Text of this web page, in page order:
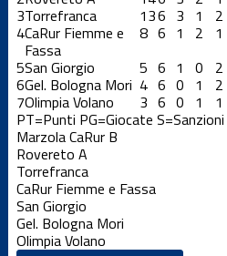
3Torrefranca 136 3 1 2
4CaRur Fiemme e
Fassa
8 6 1 2 1
5San Giorgio 5 6 1 0 2
6Gel. Bologna Mori 4 6 0 1 2
7Olimpia Volano 3 6 0 1 1
PT=Punti PG=Giocate S=Sanzioni
Marzola CaRur B
Rovereto A
Torrefranca
CaRur Fiemme e Fassa
San Giorgio
Gel. Bologna Mori
Olimpia Volano